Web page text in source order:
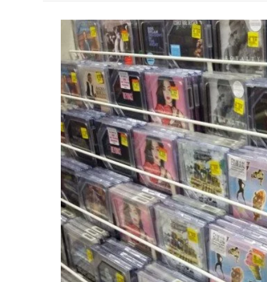
YAN TRAZ A TURNÊ NACIONAL DO